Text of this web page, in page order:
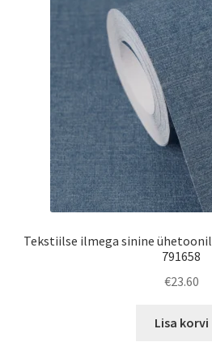
Tekstiilse ilmega sinine
791658
€23.60
Lisa korvi